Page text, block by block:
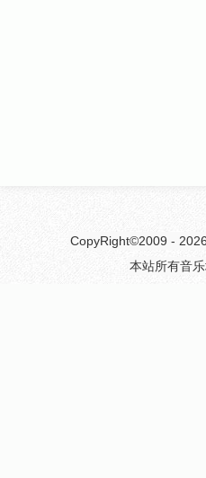
CopyRight©2009 - 2026
本站所有音